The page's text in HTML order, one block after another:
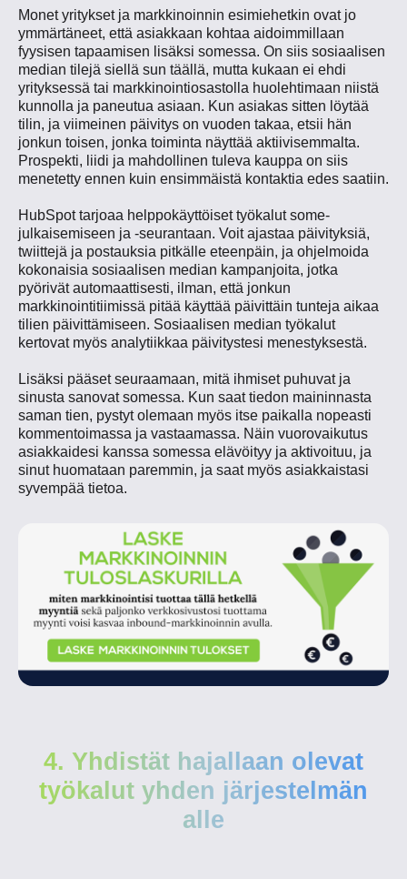
Monet yritykset ja markkinoinnin esimiehetkin ovat jo
ymmärtäneet, että asiakkaan kohtaa aidoimmillaan
fyysisen tapaamisen lisäksi somessa. On siis sosiaalisen
median tilejä siellä sun täällä, mutta kukaan ei ehdi
yrityksessä tai markkinointiosastolla huolehtimaan niistä
kunnolla ja paneutua asiaan. Kun asiakas sitten löytää
tilin, ja viimeinen päivitys on vuoden takaa, etsii hän
jonkun toisen, jonka toiminta näyttää aktiivisemmalta.
Prospekti, liidi ja mahdollinen tuleva kauppa on siis
menetetty ennen kuin ensimmäistä kontaktia edes saatiin.
HubSpot tarjoaa helppokäyttöiset työkalut some-
julkaisemiseen ja -seurantaan. Voit ajastaa päivityksiä,
twiittejä ja postauksia pitkälle eteenpäin, ja ohjelmoida
kokonaisia sosiaalisen median kampanjoita, jotka
pyörivät automaattisesti, ilman, että jonkun
markkinointitiimissä pitää käyttää päivittäin tunteja aikaa
tilien päivittämiseen. Sosiaalisen median työkalut
kertovat myös analytiikkaa päivitystesi menestyksestä.
Lisäksi pääset seuraamaan, mitä ihmiset puhuvat ja
sinusta sanovat somessa. Kun saat tiedon maininnasta
saman tien, pystyt olemaan myös itse paikalla nopeasti
kommentoimassa ja vastaamassa. Näin vuorovaikutus
asiakkaidesi kanssa somessa elävöityy ja aktivoituu, ja
sinut huomataan paremmin, ja saat myös asiakkaistasi
syvempää tietoa.
4. Yhdistät hajallaan olevat
työkalut yhden järjestelmän
alle